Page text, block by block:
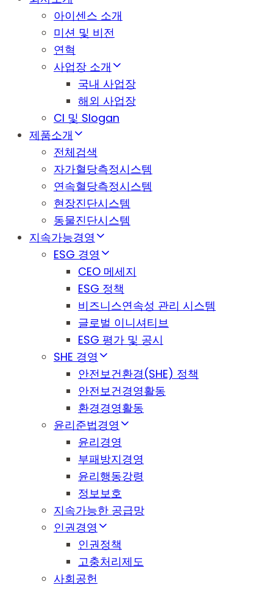
아이센스 소개
미션 및 비전
연혁
사업장 소개
국내 사업장
해외 사업장
CI 및 Slogan
제품소개
전체검색
자가혈당측정시스템
연속혈당측정시스템
현장진단시스템
동물진단시스템
지속가능경영
ESG 경영
CEO 메세지
ESG 정책
비즈니스연속성 관리 시스템
글로벌 이니셔티브
ESG 평가 및 공시
SHE 경영
안전보건환경(SHE) 정책
안전보건경영활동
환경경영활동
윤리준법경영
윤리경영
부패방지경영
윤리행동강령
정보보호
지속가능한 공급망
인권경영
인권정책
고충처리제도
사회공헌